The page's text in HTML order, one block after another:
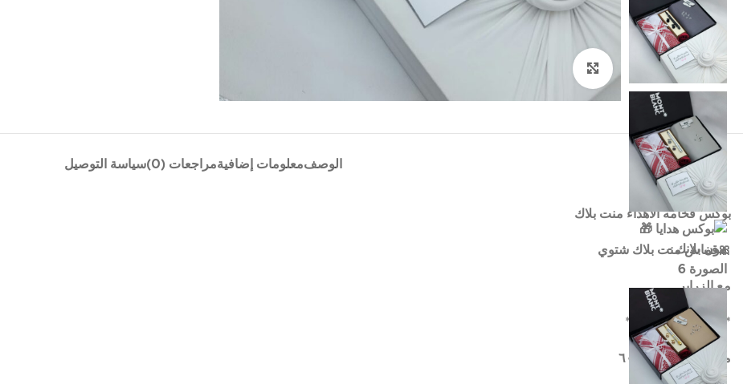
اضغط للتكبير
الوصفمعلومات إضافيةمراجعات (0) سياسة التوصيل
بوكس فخامه الاهداء منت بلاك
🎀قماش منت بلاك شتوي
مع الزراير
*💎شماغ منت بلاك*
مقاس ٥٥ او ٥٨ او ٦٠